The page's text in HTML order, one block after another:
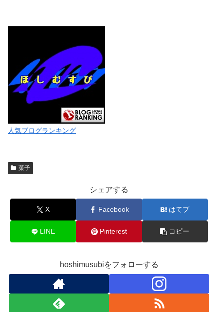
人気ブログランキング
菓子
シェアする
X Facebook はてブ
LINE Pinterest コピー
hoshimusubiをフォローする